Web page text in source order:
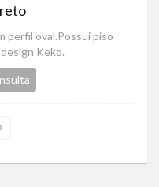
perfil oval.Possui piso
Keko.